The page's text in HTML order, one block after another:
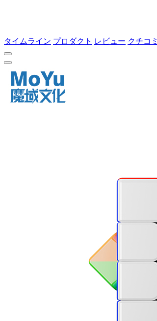
タイムライン プロダクト レビュー クチコミ